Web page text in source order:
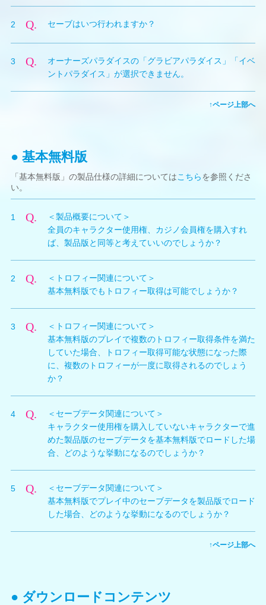
完了していない可能性があります。本タイトルはインス
あります。
インストール完了後は、全ての水着を着替えてお楽しみ
いただくことができます。
2 Q. セーブはいつ行われますか？
入やアクティビティをプレイするなど、ゲームの進行に
あわせて自動的にセーブが実行されることがあります。
3 Q.
オーナーズパラダイスの「グラビアパラダイス」「イベ
ントパラダイス」が選択できません。
ムを進めていくと、遊べるようになるモードです。
↑ページ上部へ
● 基本無料版
「基本無料版」の製品仕様の詳細についてはこちらを参照くださ
い。
1 Q.
＜製品概要について＞
全員のキャラクター使用権、カジノ会員権を購入すれ
ば、製品版と同等と考えていいのでしょうか？
権」の購入（本体へのインストール）後は製品版と同等
になります。（タイトル画面からも「基本無料版」の表
※ただし、アプリケーションアイコン／アプリケーション名
は「基本無料版」のまま変更されません。
2 Q.
＜トロフィー関連について＞
基本無料版でもトロフィー取得は可能でしょうか？
（本体へのインストール）後にゲームを開始した時点
で、トロフィーが取得可能になります。
3 Q.
＜トロフィー関連について＞
基本無料版のプレイで複数のトロフィー取得条件を満た
していた場合、トロフィー取得可能な状態になった際
に、複数のトロフィーが一度に取得されるのでしょう
か？
するための条件をゲームプレイの中で改めて満たしたと
き」に、該当するトロフィーが取得されます。
例）「ビーチバレーを10勝する」の場合は、トロ
なお、トロフィーは製品版と共通となっておりますの
で、既に製品版でトロフィーが取得済みの場合は基本無
4 Q.
＜セーブデータ関連について＞
キャラクター使用権を購入していないキャラクターで進
めた製品版のセーブデータを基本無料版でロードした場
合、どのような挙動になるのでしょうか？
ンスの続きを遊ぶことはできません。 購入していない
キャラクターのセーブデータでバカンスを始めようとし
た場合、新しくゲームを始める（進行中のバカンスを途
※進行中のバカンスを途中終了となった際にプレゼント中の
5 Q.
＜セーブデータ関連について＞
基本無料版でプレイ中のセーブデータを製品版でロード
した場合、どのような挙動になるのでしょうか？
ため、そのままロード／継続プレイが可能です。↑ページ上部へ
● ダウンロードコンテンツ